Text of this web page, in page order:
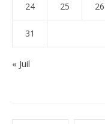
24 25 26
31
« Juil